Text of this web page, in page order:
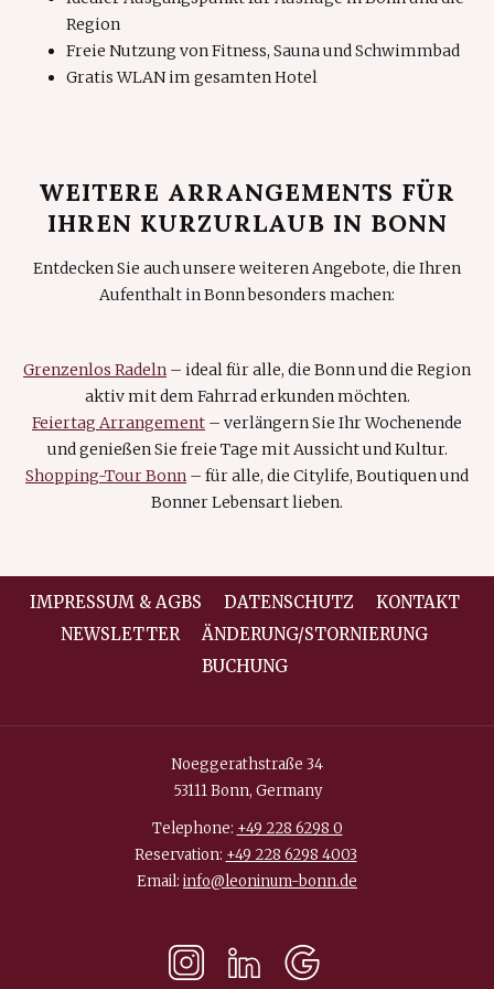
Region
Freie Nutzung von Fitness, Sauna und Schwimmbad
Gratis WLAN im gesamten Hotel
WEITERE ARRANGEMENTS FÜR
IHREN KURZURLAUB IN BONN
Entdecken Sie auch unsere weiteren Angebote, die Ihren
Aufenthalt in Bonn besonders machen:
Grenzenlos Radeln – ideal für alle, die Bonn und die Region
aktiv mit dem Fahrrad erkunden möchten.
Feiertag Arrangement – verlängern Sie Ihr Wochenende
und genießen Sie freie Tage mit Aussicht und Kultur.
Shopping-Tour Bonn – für alle, die Citylife, Boutiquen und
Bonner Lebensart lieben.
IMPRESSUM & AGBS DATENSCHUTZ
KONTAKT
NEWSLETTER
ÄNDERUNG/STORNIERUNG
BUCHUNG
Noeggerathstraße 34
53111 Bonn, Germany
Telephone: +49 228 6298 0
Reservation: +49 228 6298 4003
Email: info@leoninum-bonn.de